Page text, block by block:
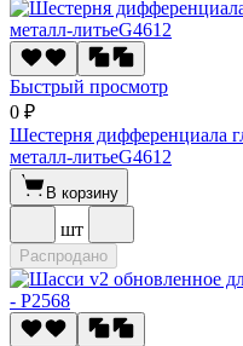
Быстрый просмотр
0 ₽
Шестерня дифференциала
металл-литьеG4612
В корзину
шт
Распродано